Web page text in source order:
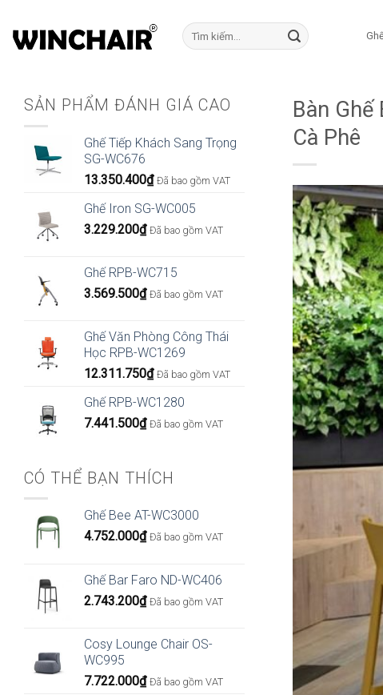
qua
Tìm
kiếm:
SẢN PHẨM ĐÁNH GIÁ CAO
Ghế Tiếp Khách Sang Trọng
SG-WC676
13.350.400₫ Đã bao gồm VAT
Ghế Iron SG-WC005
3.229.200₫ Đã bao gồm VAT
Ghế RPB-WC715
3.569.500₫ Đã bao gồm VAT
Ghế Văn Phòng Công Thái
Học RPB-WC1269
12.311.750₫ Đã bao gồm VAT
Ghế RPB-WC1280
7.441.500₫ Đã bao gồm VAT
CÓ THỂ BẠN THÍCH
Ghế Bee AT-WC3000
4.752.000₫ Đã bao gồm VAT
Ghế Bar Faro ND-WC406
2.743.200₫ Đã bao gồm VAT
Cosy Lounge Chair OS-
WC995
7.722.000₫ Đã bao gồm VAT
Bàn
Cà Phê